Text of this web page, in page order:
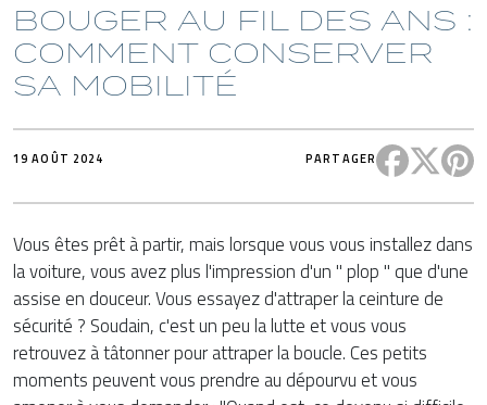
BOUGER AU FIL DES ANS :
COMMENT CONSERVER
SA MOBILITÉ
19 AOÛT 2024 PARTAGER Partager
Vous êtes prêt à partir, mais lorsque vous vous installez dans
la voiture, vous avez plus l'impression d'un " plop " que d'une
assise en douceur. Vous essayez d'attraper la ceinture de
sécurité ? Soudain, c'est un peu la lutte et vous vous
retrouvez à tâtonner pour attraper la boucle. Ces petits
moments peuvent vous prendre au dépourvu et vous